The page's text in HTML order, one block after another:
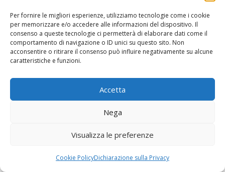
Per fornire le migliori esperienze, utilizziamo tecnologie come i cookie
per memorizzare e/o accedere alle informazioni del dispositivo. Il
consenso a queste tecnologie ci permetterà di elaborare dati come il
comportamento di navigazione o ID unici su questo sito. Non
acconsentire o ritirare il consenso può influire negativamente su alcune
caratteristiche e funzioni.
Accetta
Nega
Visualizza le preferenze
Cookie PolicyDichiarazione sulla Privacy
un’immagine quasi surreale del mondo e del proprio posto in
esso. Tuttavia, quanto più a lungo questo stato di cose
contribuisce a perpetuare lo status quo, tanto più rapido e
decisivo sarà il suo crollo, quando un confronto con la realtà
Le previsioni di Amalrik sulle cause della definitiva disgregazione
dell’Impero sovietico furono però imprecise e insufficienti.
Secondo il suo libro ci sarebbe stata una guerra disastrosa
contro la Cina – che in effetti fu sfiorata ma fortunatamente
evitata – e poi gli antagonismi etnici all’interno della Unione delle
Repubbliche Socialiste avrebbero fatto il resto. Non tenne in